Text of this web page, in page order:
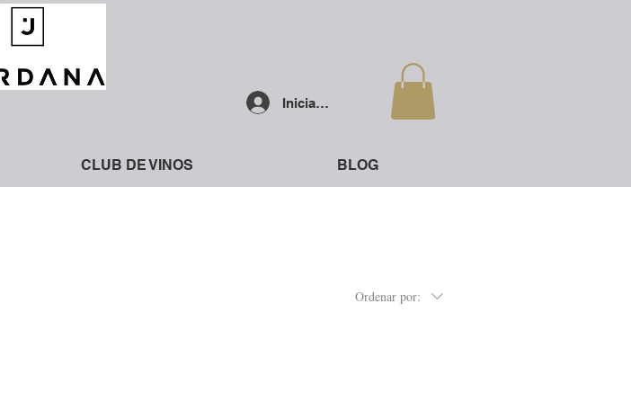
Iniciar sesión
CLUB DE VINOS BLOG
Ordenar por: